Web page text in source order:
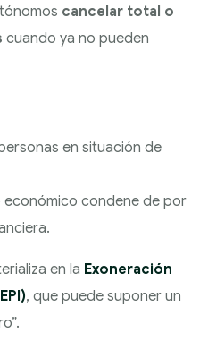
DE MEDIDAS
REGULADORES
CLAÚSULAS
cancelar total o
cuando ya no pueden
en situación de
económico condene de por
en la Exoneración
, que puede suponer un